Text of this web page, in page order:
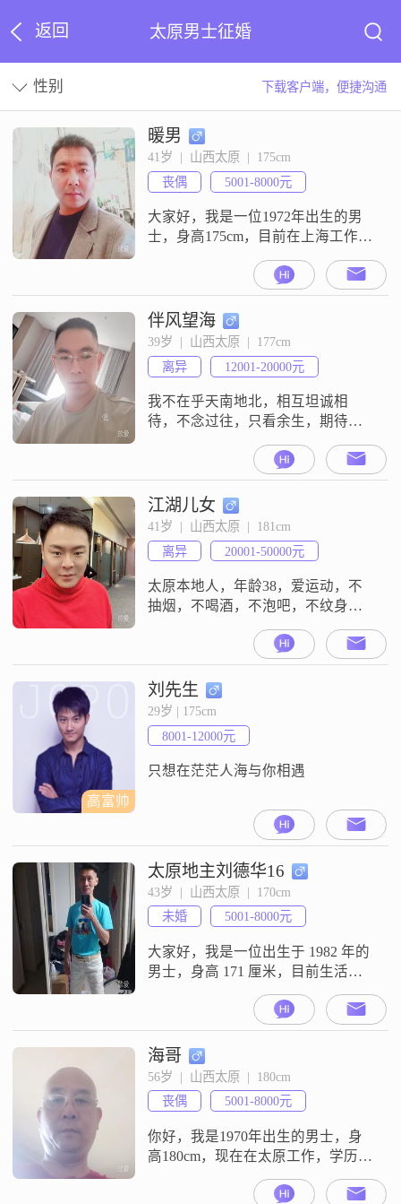
返回 太原男士征婚
性别 下载客户端，便捷沟通
暖男
41岁  |  山西太原  |  175cm
丧偶
5001-8000元
大家好，我是一位1972年出生的男
士，身高175cm，目前在上海工作，
有大专学历，性格乐观积极，成熟
稳重，真诚可靠，注重健康养生。
我追求事业成功，责任感强，喜欢
规划未来。平时我喜欢外出旅行，
健身增肌，还有登山徒步等活动。
我认为旅行可以开阔眼界，健身可
以保持身体健康，登山徒步则能锻
伴风望海
39岁  |  山西太原  |  177cm
离异
12001-20000元
我不在乎天南地北，相互坦诚相
待，不念过往，只看余生，期待你
行，看书，户外我目前是在太原这
边工作生活，关于我的性格，身边
朋友的评价是稳重可靠，属于内向
性格，平时遇到事情也能从容的解
决。
江湖儿女
41岁  |  山西太原  |  181cm
离异
20001-50000元
太原本地人，年龄38，爱运动，不
抽烟，不喝酒，不泡吧，不纹身，
旅游，骑行，徒步，爬山。希望对
方性格乐观开朗，温柔顾家，彼此
相守，共同发现生活的美好。如果
有共同的爱好再好不过了😁无负
债，无负担。
高富帅
刘先生
29岁 | 175cm
8001-12000元
只想在茫茫人海与你相遇
太原地主刘德华16
43岁  |  山西太原  |  170cm
未婚
5001-8000元
大家好，我是一位出生于 1982 年的
男士，身高 171 厘米，目前生活在
太原。我拥有大专学历，在这座城
市努力打拼着。我性格方面比较幽
默风趣，总是能给身边的人带来欢
乐。而且我很自信果断，遇到事情
不会犹豫不决。我是外向健谈的类
型，与人交流没有障碍，能迅速拉
近和别人的距离。生活中我乐观积
极，无论面对何种困难都能保持良
好的心
海哥
56岁  |  山西太原  |  180cm
丧偶
5001-8000元
你好，我是1970年出生的男士，身
高180cm，现在在太原工作，学历是
中专，月收入在5001到8000元之间
##3002##我的性格比较稳重可靠，